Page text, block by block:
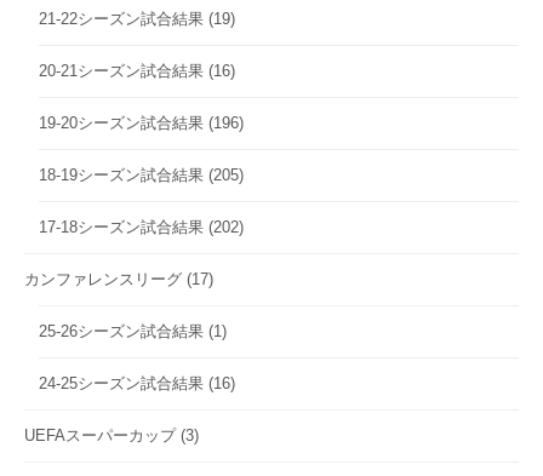
21-22シーズン試合結果 (19)
20-21シーズン試合結果 (16)
19-20シーズン試合結果 (196)
18-19シーズン試合結果 (205)
17-18シーズン試合結果 (202)
カンファレンスリーグ (17)
25-26シーズン試合結果 (1)
24-25シーズン試合結果 (16)
UEFAスーパーカップ(3)